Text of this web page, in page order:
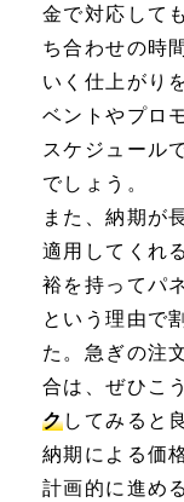
金で対応して
ち合わせの時
いく仕上がり
ベントやプロ
スケジュール
でしょう。
また、納期が
適用してくれ
裕を持ってパ
という理由で
た。急ぎの注
合は、ぜひこ
クしてみると
納期による価
計画的に進め